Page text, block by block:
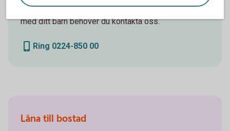
För att få ett lånelöfte när du vill låna tillsammans
med ditt barn behöver du kontakta oss.
Ring 0224-850 00
Låna till bostad